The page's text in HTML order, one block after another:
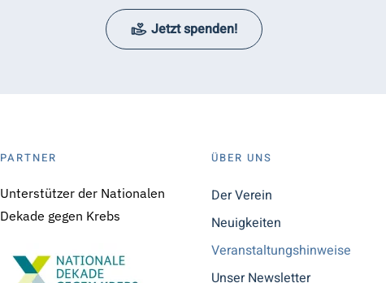
Jetzt spenden!
PARTNER
Unterstützer der Nationalen
Dekade gegen Krebs
ÜBER UNS
Der Verein
Neuigkeiten
Veranstaltungshinweise
Unser Newsletter